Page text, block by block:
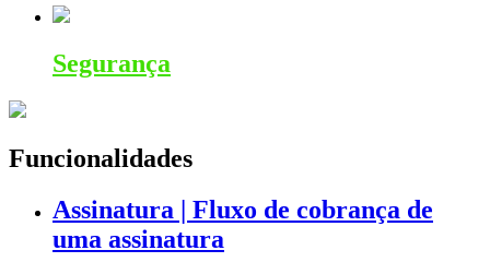
Segurança
Funcionalidades
Assinatura | Fluxo de cobrança de
uma assinatura